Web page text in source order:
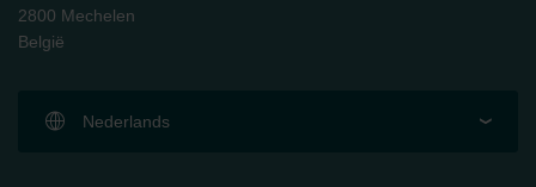
2800 Mechelen
België
Nederlands